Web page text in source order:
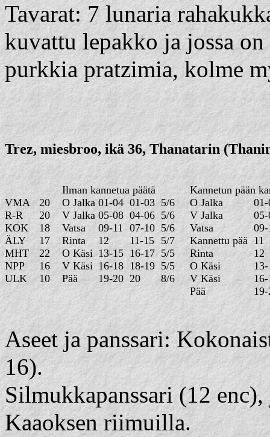
Tavarat: 7 lunaria
kuvattu lepakko ja jossa
purkkia pratzimia, kolme
Trez, miesbroo, ikä 36, Thanatarin
Ilman kannetua päätä
Kannetun pään
VMA
R-R
KOK
ÄLY
MHT
NPP
ULK
20
20
18
17
22
16
10
O Jalka
V Jalka
Vatsa
Rinta
O Käsi
V Käsi
Pää
01-04
05-08
09-11
12
13-15
16-18
19-20
01-03
04-06
07-10
11-15
16-17
18-19
20
5/6
5/6
5/6
5/7
5/5
5/5
8/6
O Jalka
V Jalka
Vatsa
Kannettu pää
Rinta
O Käsi
V Käsi
Pää
11
12
Aseet ja panssari:
16).
Silmukkapanssari (12
Kaaoksen riimuilla.